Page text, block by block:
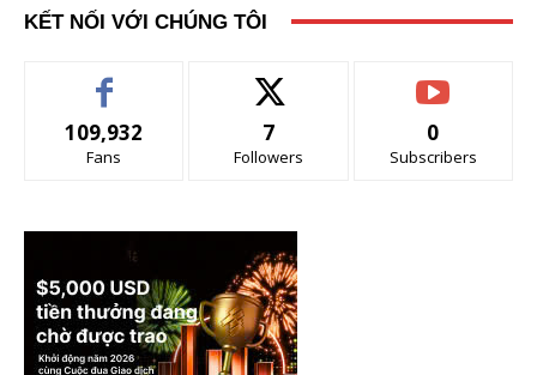
KẾT NỐI VỚI CHÚNG TÔI
109,932
Fans
7
Followers
0
Subscribers